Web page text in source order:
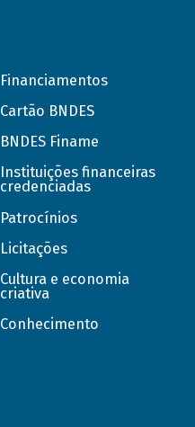
Financiamentos
Cartão BNDES
BNDES Finame
Instituições financeiras
credenciadas
Patrocínios
Licitações
Cultura e economia
criativa
Conhecimento